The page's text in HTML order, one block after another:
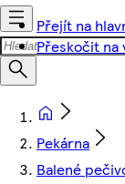
Přejít na
Přeskočit na
Pekárna
Balené